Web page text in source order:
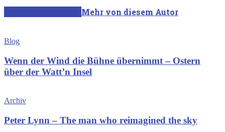
Mehr von diesem Autor
Blog
Wenn der Wind die Bühne übernimmt – Ostern
über der Watt’n Insel
Archiv
Peter Lynn – The man who reimagined the sky